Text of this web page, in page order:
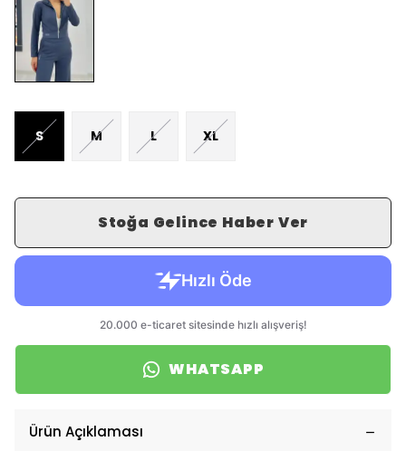
S M L XL
Stoğa Gelince Haber Ver
WHATSAPP
Ürün Açıklaması